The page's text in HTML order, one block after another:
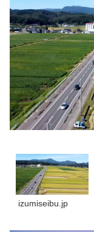
izumiseibu.jp